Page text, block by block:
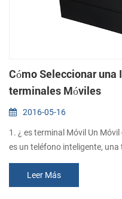
Cómo Seleccionar una
terminales Móviles
2016-05-16
1. ¿ es terminal Móvil Un
es un teléfono inteligente,
que realiza las funciones de
punto de venta terminal. 2.
aumento en la titularidad de
Leer Más